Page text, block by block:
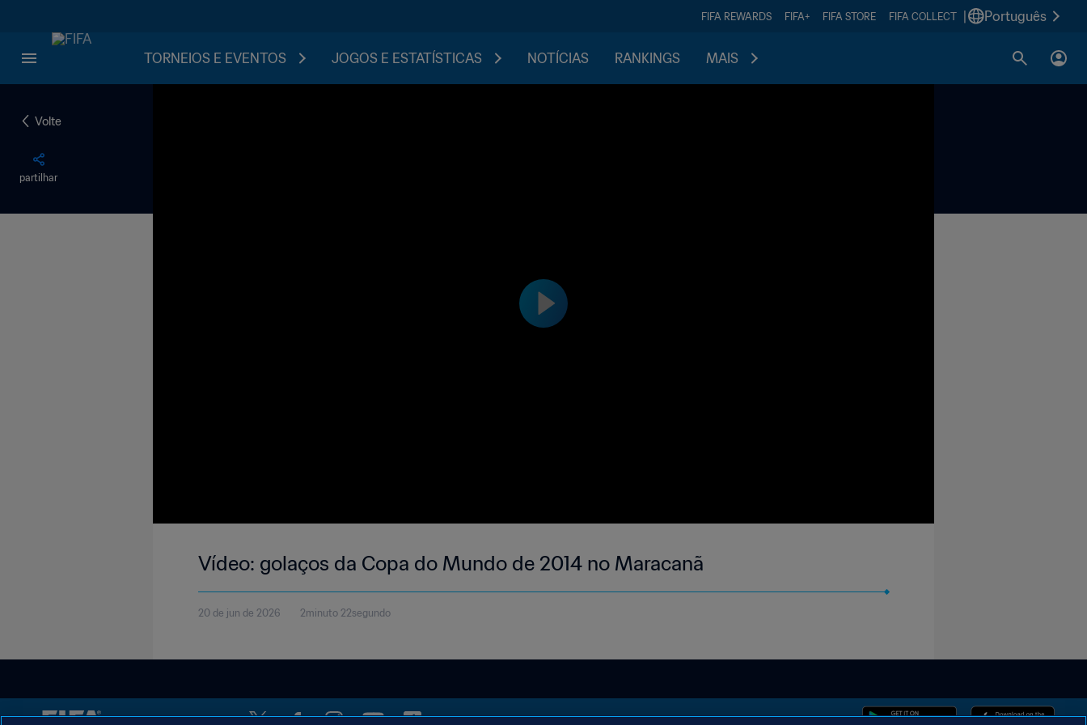
FIFA REWARDS FIFA+ FIFA STORE FIFA COLLECT Português
TORNEIOS E EVENTOS JOGOS E ESTATÍSTICAS NOTÍCIAS RANKINGS MAIS
Volte
partilhar
Vídeo: golaços da Copa do Mundo de 2014 no Maracanã
20 de jun de 2026 2minuto 22segundo